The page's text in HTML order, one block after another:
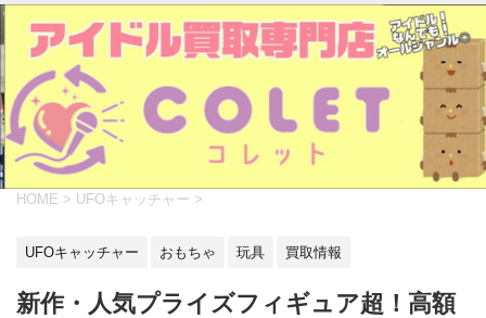
HOME > UFOキャッチャー >
UFOキャッチャー おもちゃ 玩具 買取情報
新作・人気プライズフィギュア超！高額